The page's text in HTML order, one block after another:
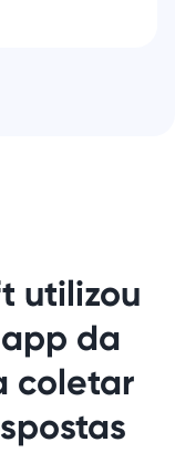
utilizou
da
coletar